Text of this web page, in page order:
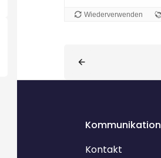
Blöcke
Kommunikation
Kontakt